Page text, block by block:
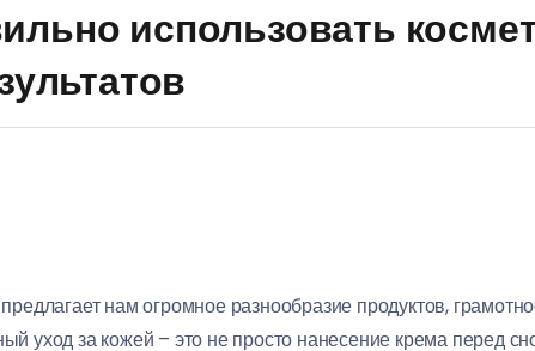
использовать
нам огромное разнообразие продуктов,
уход за кожей – это не просто нанесение крема перед